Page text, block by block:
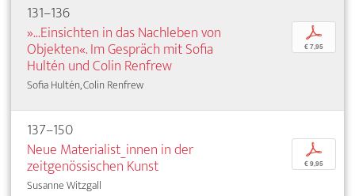
131–136
»...Einsichten in das Nachleben von
Objekten«. Im Gespräch mit Sofia
Hultén und Colin Renfrew
Sofia Hultén, Colin Renfrew
p
€ 7,95
137–150
Neue Materialist_innen in der
zeitgenössischen Kunst
Susanne Witzgall
p
€ 9,95